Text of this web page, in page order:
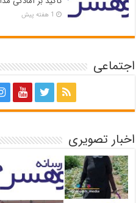
1 هفته پیش
اجتماعی
اخبار تصویری